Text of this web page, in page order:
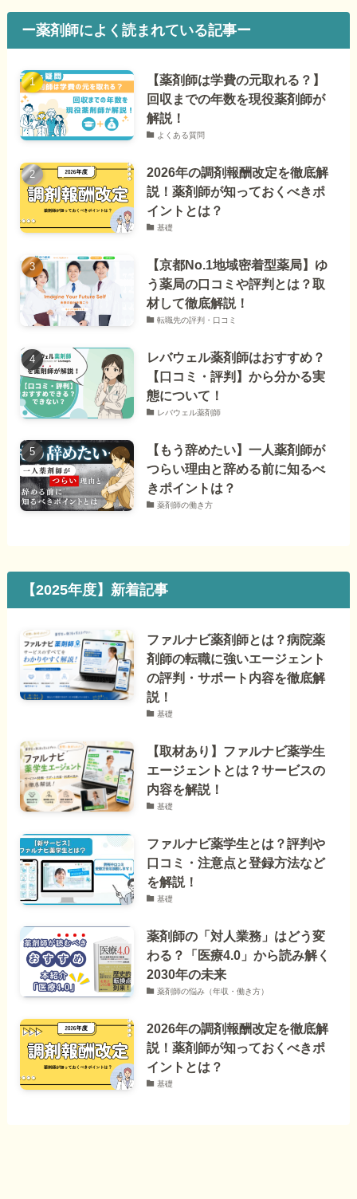
ー薬剤師によく読まれている記事ー
【薬剤師は学費の元取れる？】
回収までの年数を現役薬剤師が
解説！
よくある質問
2026年の調剤報酬改定を徹底解
説！薬剤師が知っておくべきポ
イントとは？
基礎
【京都No.1地域密着型薬局】ゆ
う薬局の口コミや評判とは？取
材して徹底解説！
転職先の評判・口コミ
レバウェル薬剤師はおすすめ？
【口コミ・評判】から分かる実
態について！
レバウェル薬剤師
【もう辞めたい】一人薬剤師が
つらい理由と辞める前に知るべ
きポイントは？
薬剤師の働き方
【2025年度】新着記事
ファルナビ薬剤師とは？病院薬
剤師の転職に強いエージェント
の評判・サポート内容を徹底解
説！
基礎
【取材あり】ファルナビ薬学生
エージェントとは？サービスの
内容を解説！
基礎
ファルナビ薬学生とは？評判や
口コミ・注意点と登録方法など
を解説！
基礎
薬剤師の「対人業務」はどう変
わる？「医療4.0」から読み解く
2030年の未来
薬剤師の悩み（年収・働き方）
2026年の調剤報酬改定を徹底解
説！薬剤師が知っておくべきポ
イントとは？
基礎